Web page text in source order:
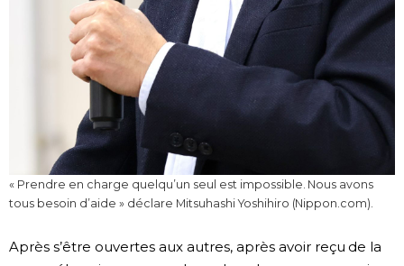
« Prendre en charge quelqu’un seul est impossible. Nous avons
tous besoin d’aide » déclare Mitsuhashi Yoshihiro (Nippon.com).
Après s’être ouvertes aux autres, après avoir reçu de la